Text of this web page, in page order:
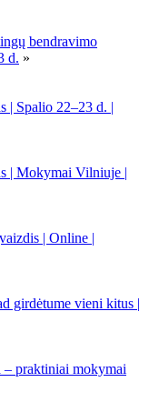
bendravimo
d. »
| Spalio 22–23 d. |
| Mokymai Vilniuje |
| Online |
girdėtume vieni kitus |
– praktiniai mokymai